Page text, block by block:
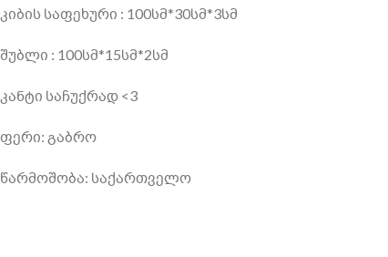
კიბის საფეხური : 100სმ*30სმ*3სმ
შუბლი : 100სმ*15სმ*2სმ
კანტი საჩუქრად <3
ფერი: გაბრო
წარმოშობა: საქართველო